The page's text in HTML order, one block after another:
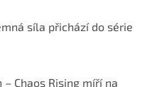
síla přichází do série
– Chaos Rising míří na